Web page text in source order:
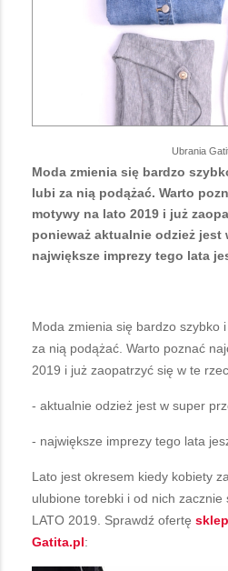
Ubrania
Moda zmienia się bardzo
lubi za nią podążać. Warto
motywy na lato 2019 i już
ponieważ aktualnie odzież jest
największe imprezy tego lata
Moda zmienia się bardzo szybko
za nią podążać. Warto poznać
2019 i już zaopatrzyć się w te
- aktualnie odzież jest w super
- największe imprezy tego lata
Lato jest okresem kiedy kobiety
ulubione torebki i od nich zacznie
LATO 2019. Sprawdź ofertę
Gatita.pl: